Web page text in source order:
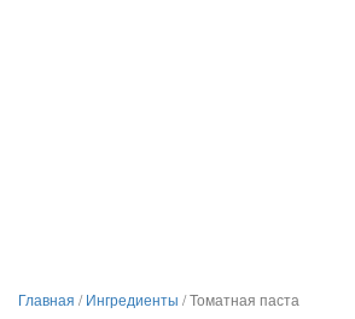
Главная /Ингредиенты /Томатная паста